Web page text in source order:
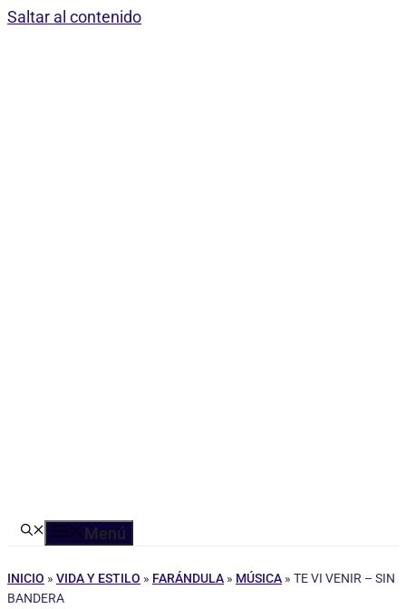
Saltar al contenido
Menú
INICIO » VIDA Y ESTILO » FARÁNDULA » MÚSICA » TE VI VENIR – SIN
BANDERA